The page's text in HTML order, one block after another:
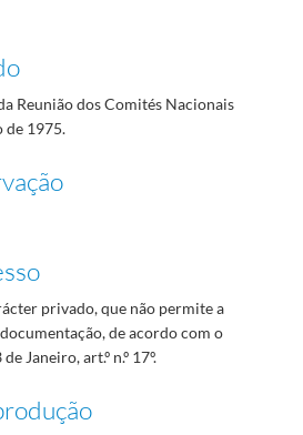
Reunião dos Comités Nacionais
de 1975.
privado, que não permite a
de acordo com o
Janeiro, art.º n.º 17º.